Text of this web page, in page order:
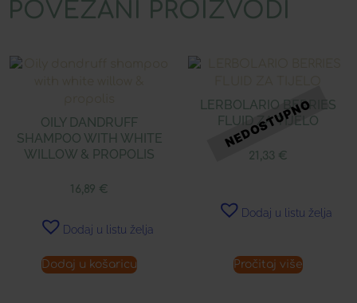
POVEZANI PROIZVODI
OILY DANDRUFF
SHAMPOO WITH WHITE
WILLOW & PROPOLIS
16,89 €
Dodaj u listu želja
Dodaj u košaricu
LERBOLARIO BERRIES
FLUID ZA TIJELO
21,33 €
Dodaj u listu želja
Pročitaj više